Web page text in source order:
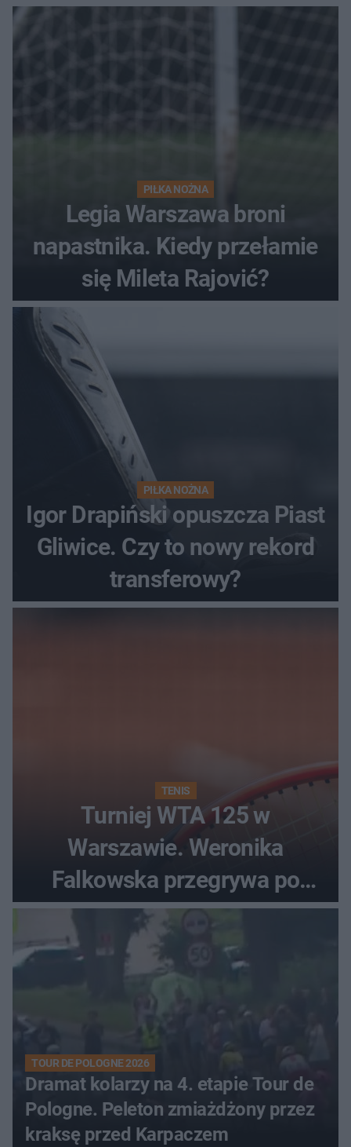
PIŁKA NOŻNA
Legia Warszawa broni
napastnika. Kiedy przełamie
się Mileta Rajović?
PIŁKA NOŻNA
Igor Drapiński opuszcza Piast
Gliwice. Czy to nowy rekord
transferowy?
TENIS
Turniej WTA 125 w
Warszawie. Weronika
Falkowska przegrywa po
zaciętym boju
TOUR DE POLOGNE 2026
Dramat kolarzy na 4. etapie Tour de
Pologne. Peleton zmiażdżony przez
kraksę przed Karpaczem